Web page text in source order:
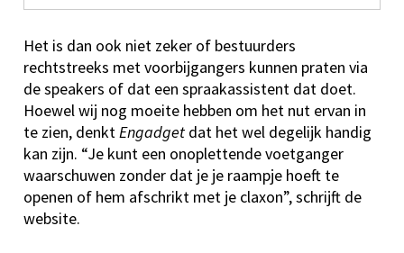
Het is dan ook niet zeker of bestuurders
rechtstreeks met voorbijgangers kunnen praten via
de speakers of dat een spraakassistent dat doet.
Hoewel wij nog moeite hebben om het nut ervan in
te zien, denkt Engadget dat het wel degelijk handig
kan zijn. “Je kunt een onoplettende voetganger
waarschuwen zonder dat je je raampje hoeft te
openen of hem afschrikt met je claxon”, schrijft de
website.